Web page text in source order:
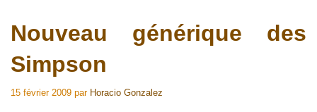
Nouveau générique des
Simpson
15 février 2009 par Horacio Gonzalez